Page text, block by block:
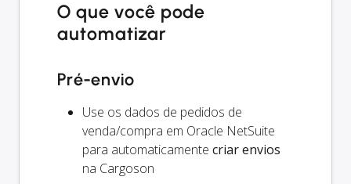
O que você pode
automatizar
Pré-envio
Use os dados de pedidos de
venda/compra em Oracle NetSuite
para automaticamente criar envios
na Cargoson